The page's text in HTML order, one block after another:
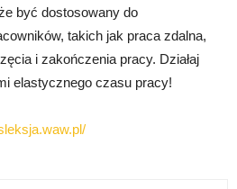
być dostosowany do
takich jak praca zdalna,
i zakończenia pracy. Działaj
elastycznego czasu pracy!